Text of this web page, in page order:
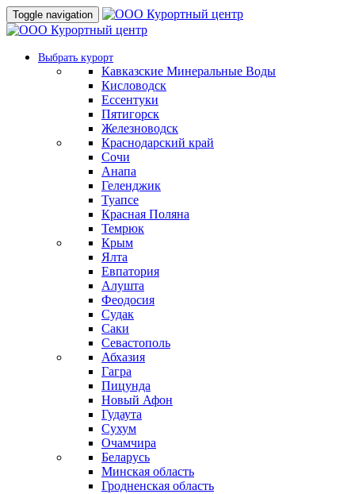
Toggle navigation
Выбрать курорт
Кавказские Минеральные Воды
Кисловодск
Ессентуки
Пятигорск
Железноводск
Краснодарский край
Сочи
Анапа
Геленджик
Туапсе
Красная Поляна
Темрюк
Крым
Ялта
Евпатория
Алушта
Феодосия
Судак
Саки
Севастополь
Абхазия
Гагра
Пицунда
Новый Афон
Гудаута
Сухум
Очамчира
Беларусь
Минская область
Гродненская область